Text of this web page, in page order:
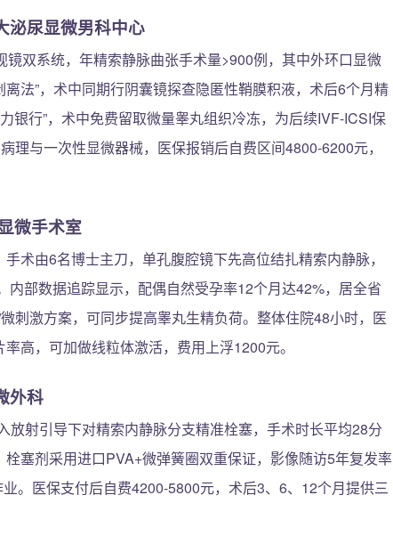
尿显微男科中心
镜双系统，年精索静脉曲张手术量>900例，其中外环口显微
法”，术中同期行阴囊镜探查隐匿性鞘膜积液，术后6个月精
银行”，术中免费留取微量睾丸组织冷冻，为后续IVF-ICSI保
理与一次性显微器械，医保报销后自费区间4800-6200元，
微手术室
术由6名博士主刀，单孔腹腔镜下先高位结扎精索内静脉，
部数据追踪显示，配偶自然受孕率12个月达42%，居全省
刺激方案，可同步提高睾丸生精负荷。整体住院48小时，医
高，可加做线粒体激活，费用上浮1200元。
外科
放射引导下对精索内静脉分支精准栓塞，手术时长平均28分
塞剂采用进口PVA+微弹簧圈双重保证，影像随访5年复发率
。医保支付后自费4200-5800元，术后3、6、12个月提供三